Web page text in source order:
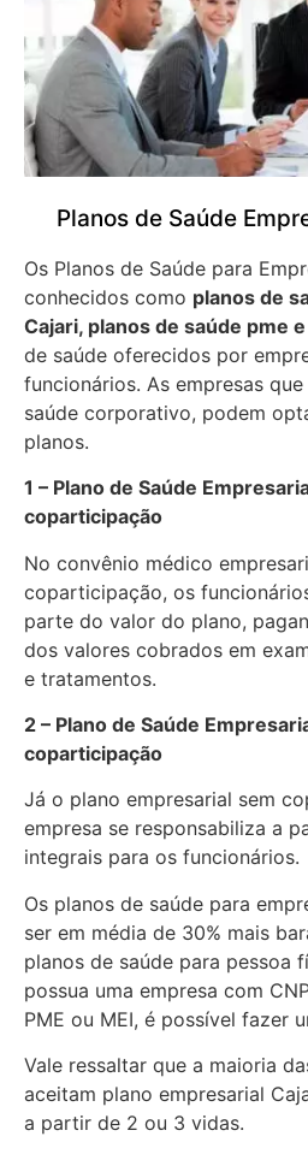
Planos de Saúde
Os Planos de Saúde para
conhecidos como planos de
Cajari, planos de saúde pme e
de saúde oferecidos por
funcionários. As empresas
saúde corporativo, podem
planos.
1 – Plano de Saúde
coparticipação
No convênio médico
coparticipação, os
parte do valor do plano,
dos valores cobrados em
e tratamentos.
2 – Plano de Saúde
coparticipação
Já o plano empresarial sem
empresa se responsabiliza a
integrais para os funcionários.
Os planos de saúde para
ser em média de 30% mais
planos de saúde para pessoa
possua uma empresa com
PME ou MEI, é possível fazer
Vale ressaltar que a maioria
aceitam plano empresarial
a partir de 2 ou 3 vidas.